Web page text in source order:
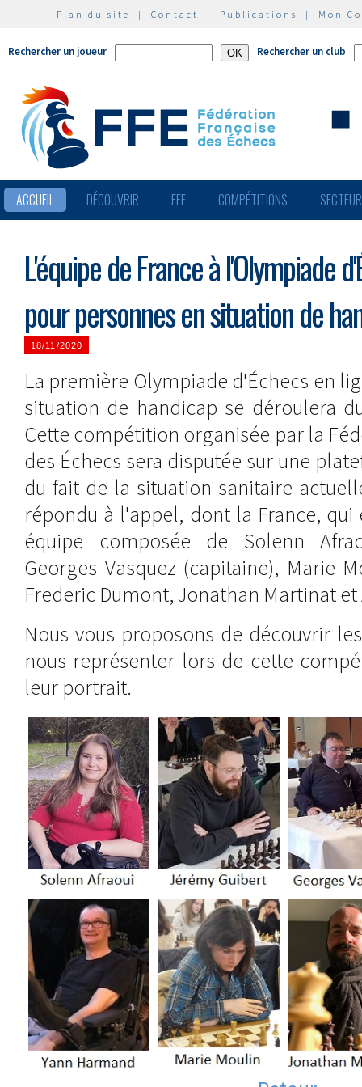
Plan du site | Contact | Publications | Mon
Rechercher un joueur Rechercher un club
ACCUEIL DÉCOUVRIR FFE COMPÉTITIONS
L'équipe de France à l'Olympiade
pour personnes en situation de
18/11/2020
La première Olympiade d'Échecs en
situation de handicap se déroulera
Cette compétition organisée par la
des Échecs sera disputée sur une
du fait de la situation sanitaire
répondu à l'appel, dont la France,
équipe composée de Solenn
Georges Vasquez (capitaine), Marie
Frederic Dumont, Jonathan Martinat
Nous vous proposons de découvrir
nous représenter lors de cette
leur portrait.